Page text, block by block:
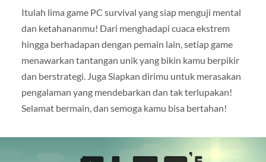
Itulah lima game PC survival yang siap menguji mental
dan ketahananmu! Dari menghadapi cuaca ekstrem
hingga berhadapan dengan pemain lain, setiap game
menawarkan tantangan unik yang bikin kamu berpikir
dan berstrategi. Juga Siapkan dirimu untuk merasakan
pengalaman yang mendebarkan dan tak terlupakan!
Selamat bermain, dan semoga kamu bisa bertahan!